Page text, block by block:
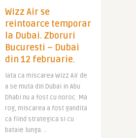
Wizz Air se
reintoarce temporar
la Dubai. Zboruri
Bucuresti – Dubai
din 12 februarie.
Iata ca miscarea Wizz Air de
a se muta din Dubai in Abu
Dhabi nu a fost cu noroc. Ma
rog, miscarea a fost gandita
ca fiind strategica si cu
bataie lunga. ..